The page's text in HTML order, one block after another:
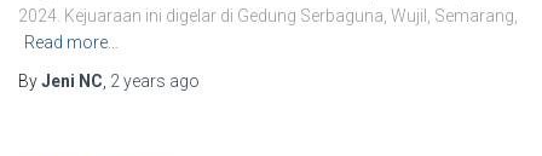
2024. Kejuaraan ini digelar di Gedung Serbaguna, Wujil, Semarang,
Read more…
ByJeni NC 2 years ago